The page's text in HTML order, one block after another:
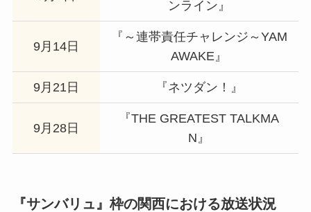
ンライン』
9月14日
『～連帯責任チャレンジ～YAM
AWAKE』
9月21日 『ネツダン！』
9月28日
『THE GREATEST TALKMA
N』
『サンバリュ』枠の関西における放送状況